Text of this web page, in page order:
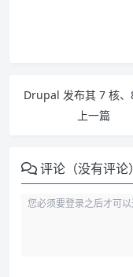
上一篇
评论（没有评论）